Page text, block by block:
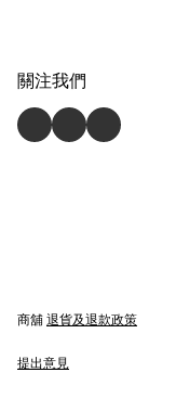
關注我們
商舖 退貨及退款政策
提出意見